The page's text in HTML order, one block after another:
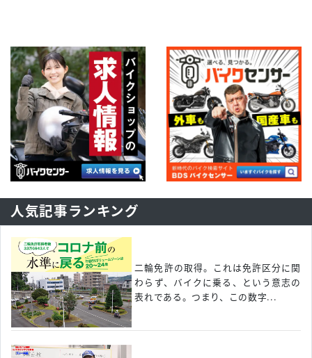
人気記事ランキング
二輪免許の取得。これは免許区分に関
わらず、バイクに乗る、という意志の
表れである。つまり、この数字...